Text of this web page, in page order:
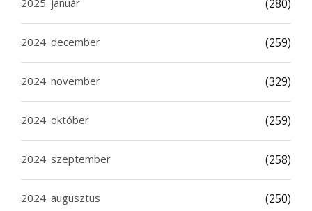
(280)
2024. december (259)
2024. november (329)
2024. október (259)
2024. szeptember (258)
2024. augusztus (250)